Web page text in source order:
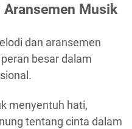
Musik
dan aransemen
besar dalam
menyentuh hati,
tentang cinta dalam